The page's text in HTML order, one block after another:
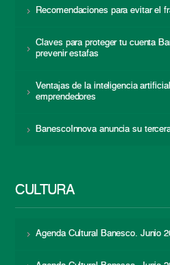
Recomendaciones para evitar el
Claves para proteger tu cuenta
prevenir estafas
Ventajas de la inteligencia
emprendedores
BanescoInnova anuncia su
CULTURA
Agenda Cultural Banesco. Junio